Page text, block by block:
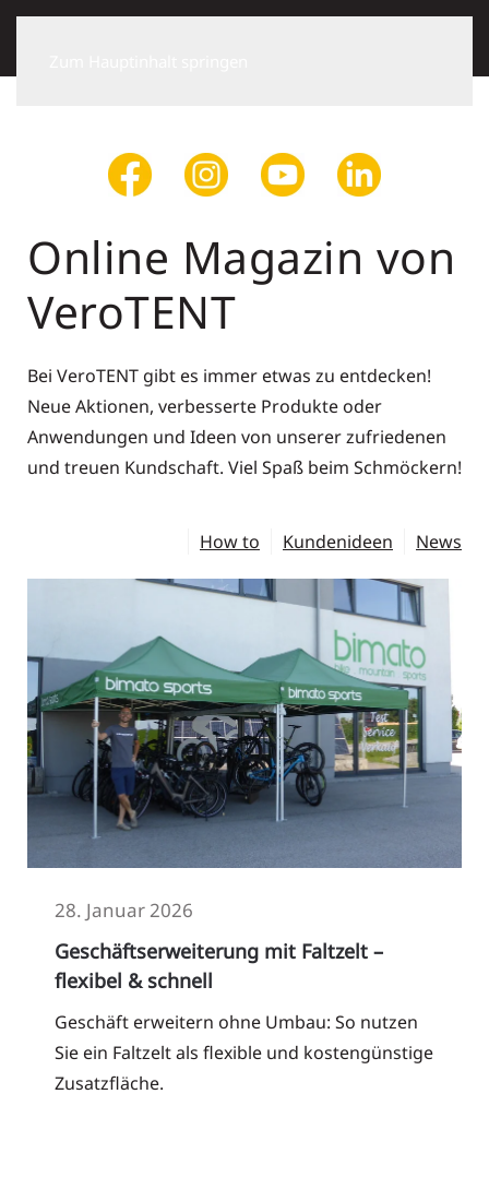
Online Magazin von
VeroTENT
Bei VeroTENT gibt es immer etwas zu entdecken!
Neue Aktionen, verbesserte Produkte oder
Anwendungen und Ideen von unserer zufriedenen
und treuen Kundschaft. Viel Spaß beim Schmöckern!
How to Kundenideen News
28. Januar 2026
Geschäftserweiterung mit Faltzelt –
flexibel & schnell
Geschäft erweitern ohne Umbau: So nutzen
Sie ein Faltzelt als flexible und kostengünstige
Zusatzfläche.